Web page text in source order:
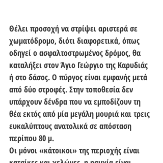
Θέλει προσοχή να στρίψει αριστερά σε
χωματόδρομο, διότι διαφορετικά, όπως
οδηγεί ο ασφαλτοστρωμένος δρόμος, θα
καταλήξει στον Άγιο Γεώργιο της Καρυδιάς
ή στο δάσος. Ο πύργος είναι εμφανής μετά
από δύο στροφές. Στην τοποθεσία δεν
υπάρχουν δένδρα που να εμποδίζουν τη
θέα εκτός από μία μεγάλη μουριά και τρεις
ευκαλύπτους ανατολικά σε απόσταση
περίπου 80 μ.
Οι μόνοι «κάτοικοι» της περιοχής είναι